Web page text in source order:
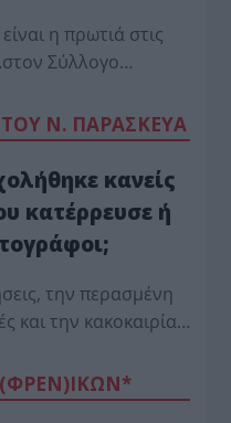
η πρωτιά στις
Σύλλογο…
Ν. ΠΑΡΑΣΚΕΥΑ
κανείς
κατέρρευσε ή
την περασμένη
και την κακοκαιρία…